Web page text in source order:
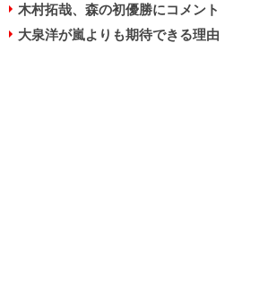
木村拓哉、森の初優勝にコメント
大泉洋が嵐よりも期待できる理由